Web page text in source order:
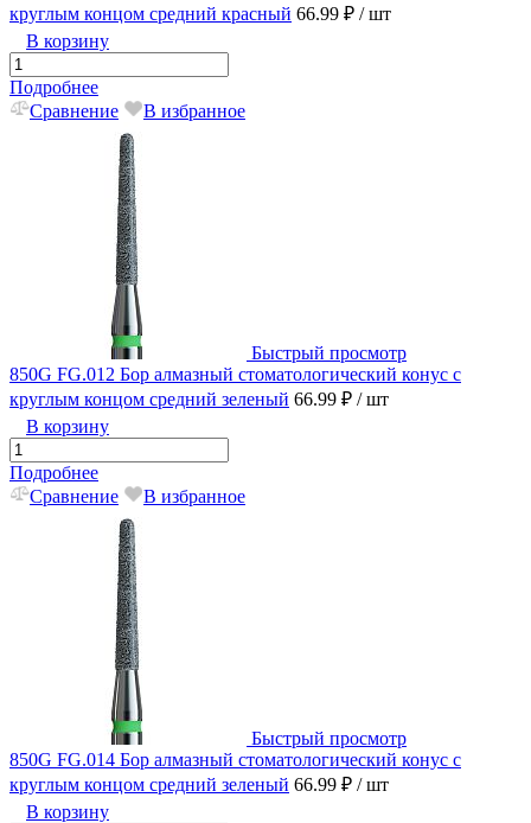
круглым концом средний красный 66.99 ₽ / шт
В корзину
Подробнее
Сравнение
В избранное
Быстрый просмотр
850G FG.012 Бор алмазный стоматологический конус с
круглым концом средний зеленый 66.99 ₽ / шт
В корзину
Подробнее
Сравнение
В избранное
Быстрый просмотр
850G FG.014 Бор алмазный стоматологический конус с
круглым концом средний зеленый 66.99 ₽ / шт
В корзину